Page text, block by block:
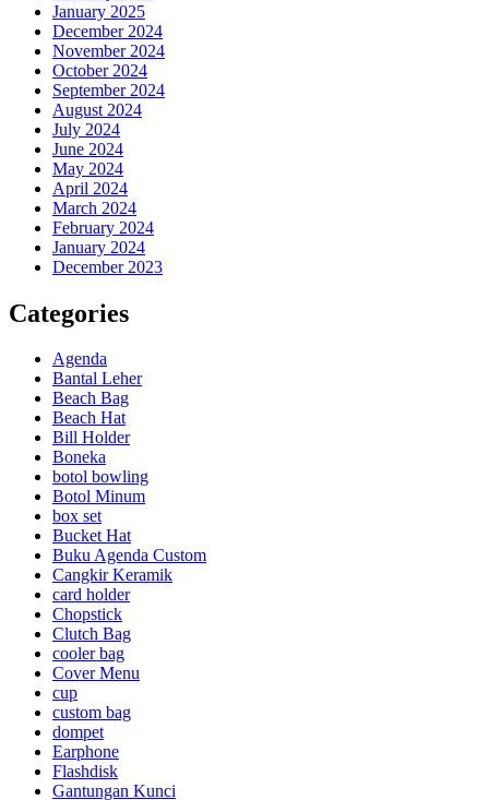
January 2025
December 2024
November 2024
October 2024
September 2024
August 2024
July 2024
June 2024
May 2024
April 2024
March 2024
February 2024
January 2024
December 2023
Categories
Agenda
Bantal Leher
Beach Bag
Beach Hat
Bill Holder
Boneka
botol bowling
Botol Minum
box set
Bucket Hat
Buku Agenda Custom
Cangkir Keramik
card holder
Chopstick
Clutch Bag
cooler bag
Cover Menu
cup
custom bag
dompet
Earphone
Flashdisk
Gantungan Kunci